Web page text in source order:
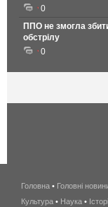
0
ППО не змогла
обстрілу
0
Головна • Головні
Культура • Наука •